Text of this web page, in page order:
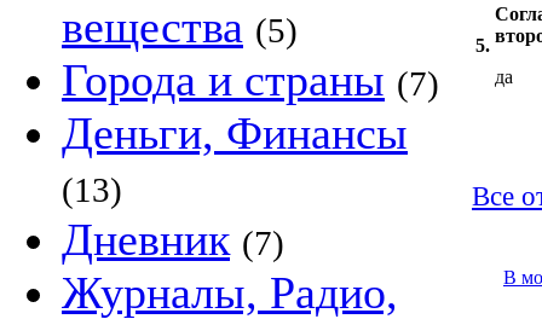
вещества (5)
Города и страны (7)
Деньги, Финансы
(13)
Дневник (7)
Журналы, Радио,
5.
да
Все
В